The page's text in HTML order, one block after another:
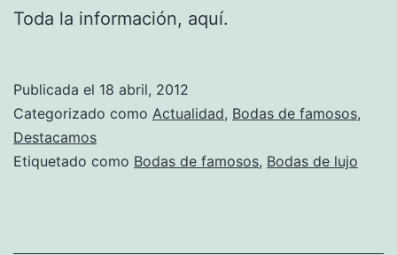
Toda la información, aquí.
Publicada el 18 abril, 2012
Categorizado como Actualidad, Bodas de famosos,
Destacamos
Etiquetado como Bodas de famosos, Bodas de lujo